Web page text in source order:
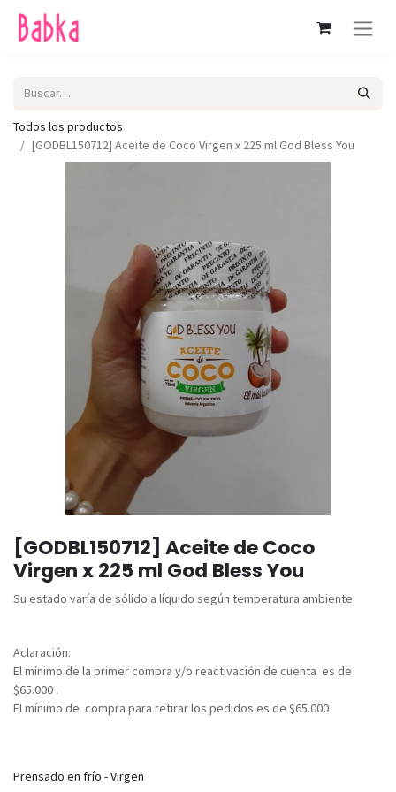
Todos los productos
[GODBL150712] Aceite de Coco Virgen x 225 ml God Bless You
[GODBL150712] Aceite de Coco
Virgen x 225 ml God Bless You
Su estado varía de sólido a líquido según temperatura ambiente
Aclaración:
El mínimo de la primer compra y/o reactivación de cuenta es de
$65.000 .
El mínimo de compra para retirar los pedidos es de $65.000
Prensado en frío - Virgen